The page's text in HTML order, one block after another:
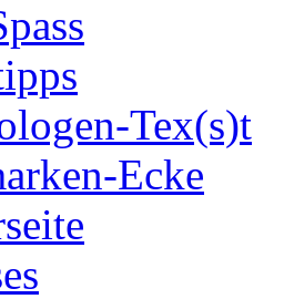
Tex(s)t
Ecke